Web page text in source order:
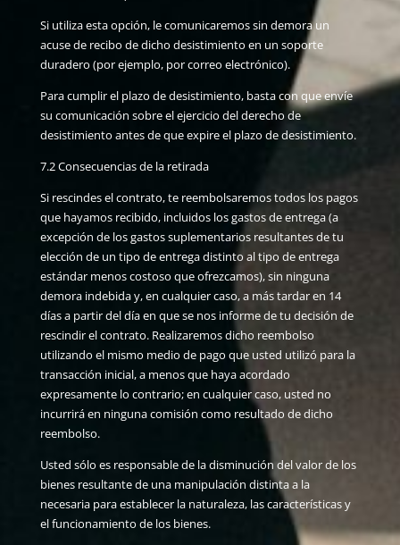
Si utiliza esta opción, le comunicaremos sin demora un
acuse de recibo de dicho desistimiento en un soporte
duradero (por ejemplo, por correo electrónico).
Para cumplir el plazo de desistimiento, basta con que envíe
su comunicación sobre el ejercicio del derecho de
desistimiento antes de que expire el plazo de desistimiento.
7.2 Consecuencias de la retirada
Si rescindes el contrato, te reembolsaremos todos los pagos
que hayamos recibido, incluidos los gastos de entrega (a
excepción de los gastos suplementarios resultantes de tu
elección de un tipo de entrega distinto al tipo de entrega
estándar menos costoso que ofrezcamos), sin ninguna
demora indebida y, en cualquier caso, a más tardar en 14
días a partir del día en que se nos informe de tu decisión de
rescindir el contrato. Realizaremos dicho reembolso
utilizando el mismo medio de pago que usted utilizó para la
transacción inicial, a menos que haya acordado
expresamente lo contrario; en cualquier caso, usted no
incurrirá en ninguna comisión como resultado de dicho
reembolso.
Usted sólo es responsable de la disminución del valor de los
bienes resultante de una manipulación distinta a la
necesaria para establecer la naturaleza, las características y
el funcionamiento de los bienes.